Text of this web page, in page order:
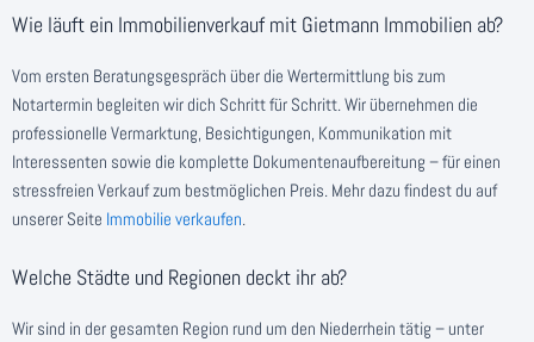
Wie läuft ein Immobilienverkauf mit Gietmann Immobilien ab?
Vom ersten Beratungsgespräch über die Wertermittlung bis zum
Notartermin begleiten wir dich Schritt für Schritt. Wir übernehmen die
professionelle Vermarktung, Besichtigungen, Kommunikation mit
Interessenten sowie die komplette Dokumentenaufbereitung – für einen
stressfreien Verkauf zum bestmöglichen Preis. Mehr dazu findest du auf
unserer Seite Immobilie verkaufen
Welche Städte und Regionen deckt ihr ab?
Wir sind in der gesamten Region rund um den Niederrhein tätig – unter